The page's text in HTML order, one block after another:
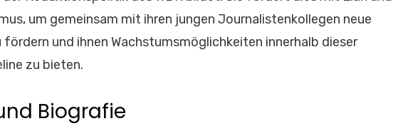
um gemeinsam mit ihren jungen Journalistenkollegen neue
fördern und ihnen Wachstumsmöglichkeiten innerhalb dieser
zu bieten.
Biografie